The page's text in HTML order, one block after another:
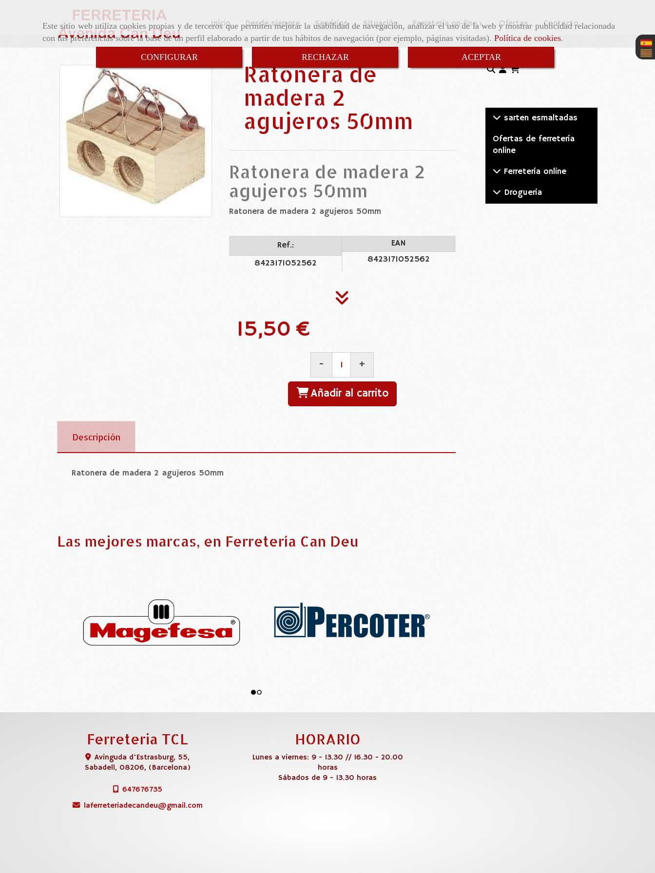
Este sitio web utiliza cookies propias y de terceros que permiten mejorar la usabilidad de navegación, analizar el uso de la web y mostrar publicidad relacionada
con tus preferencias sobre la base de un perfil elaborado a partir de tus hábitos de navegación (por ejemplo, páginas visitadas). Política de cookies.
CONFIGURAR
RECHAZAR ACEPTAR
Inicio Desde siempre Servicios Situación Ferretería on-line Ofertas Contacto
Ratonera de
madera 2
agujeros 50mm
Ratonera de madera 2
agujeros 50mm
Ratonera de madera 2 agujeros 50mm
Ref.:
8423171052562
EAN
8423171052562
15,50 €
- +
Añadir al carrito
Descripción
Ratonera de madera 2 agujeros 50mm
Las mejores marcas, en Ferretería Can Deu
sarten esmaltadas
Ofertas de ferretería
online
Ferretería online
Drogueria
Ferreteria TCL
Avinguda d'Estrasburg, 55,
Sabadell, 08206, (Barcelona)
647676735
laferreteriadecandeu
gmail.com
HORARIO
Lunes a viernes: 9 - 13.30 // 16.30 - 20.00
horas
Sábados de 9 - 13.30 horas